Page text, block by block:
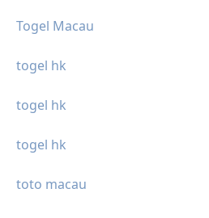
Togel Macau
togel hk
togel hk
togel hk
toto macau